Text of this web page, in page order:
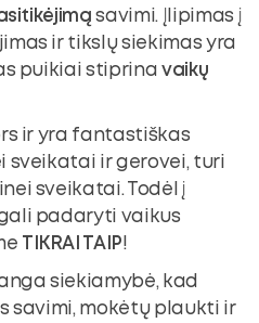
savimi. Įlipimas į
ir tikslų siekimas yra
puikiai stiprinavaikų
ir yra fantastiškas
sveikatai ir gerovei, turi
sveikatai. Todėl į
padaryti vaikus
TIKRAI TAIP!
siekiamybė, kad
savimi, mokėtų plaukti ir